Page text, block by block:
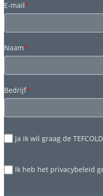
E-mail*
Naam*
Bedrijf*
Ja ik wil graag de
Ik heb het privacybeleid